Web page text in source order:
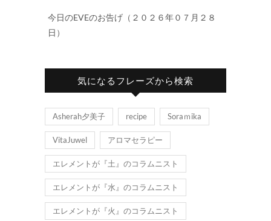
今日のEVEのお告げ（２０２６年０７月２８
日）
気になるフレーズから検索
Asherah夕美子 recipe Soraｍika
VitaJuwel アロマセラピー
エレメントが『土』のコラムニスト
エレメントが『水』のコラムニスト
エレメントが『火』のコラムニスト